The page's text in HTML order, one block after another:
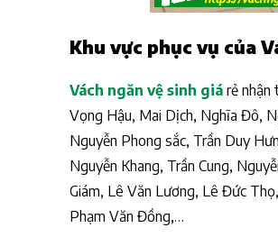
Khu vực phục vụ của
Vách ngăn vệ sinh giá rẻ nhận
Vọng Hậu, Mai Dịch, Nghĩa Đô,
Nguyễn Phong sắc, Trần Duy
Nguyễn Khang, Trần Cung,
Giám, Lê Văn Lương, Lê Đức
Phạm Văn Đồng,…